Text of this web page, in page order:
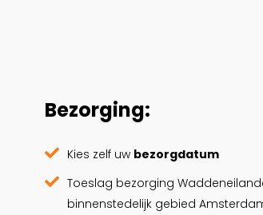
Bezorging:
Kies zelf uw bezorgdatum
Toeslag bezorging
binnenstedelijk gebied